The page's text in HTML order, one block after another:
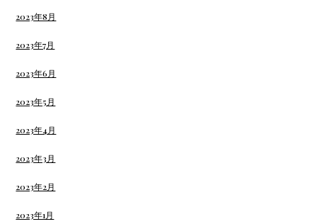
2023年8月
2023年7月
2023年6月
2023年5月
2023年4月
2023年3月
2023年2月
2023年1月